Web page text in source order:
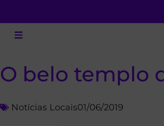
O belo templo
Notícias Locais01/06/2019